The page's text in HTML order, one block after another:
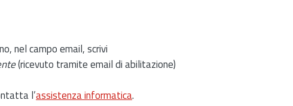
nel campo email, scrivi
(ricevuto tramite email di abilitazione)
l’assistenza informatica.